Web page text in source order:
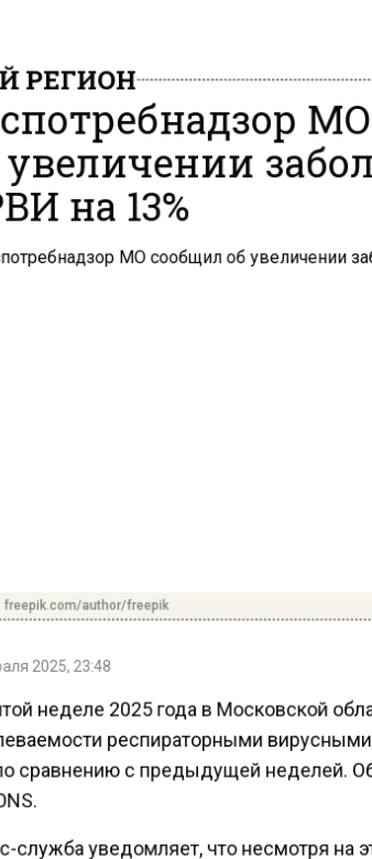
РЕГИОН
увеличении
на 13%
freepik.com/author/freepik
2025, 23:48
неделе 2025 года в Московской
респираторными
сравнению с предыдущей неделей.
служба уведомляет, что несмотря на